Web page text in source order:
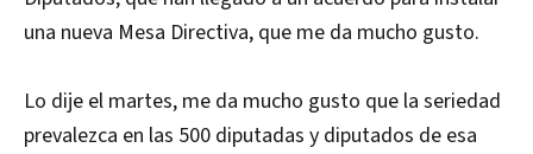
una nueva Mesa Directiva, que me da mucho gusto.
Lo dije el martes, me da mucho gusto que la seriedad
prevalezca en las 500 diputadas y diputados de esa